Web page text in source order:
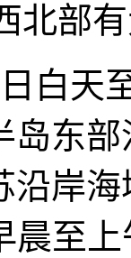
部有
天至
岛东
沿岸
晨至